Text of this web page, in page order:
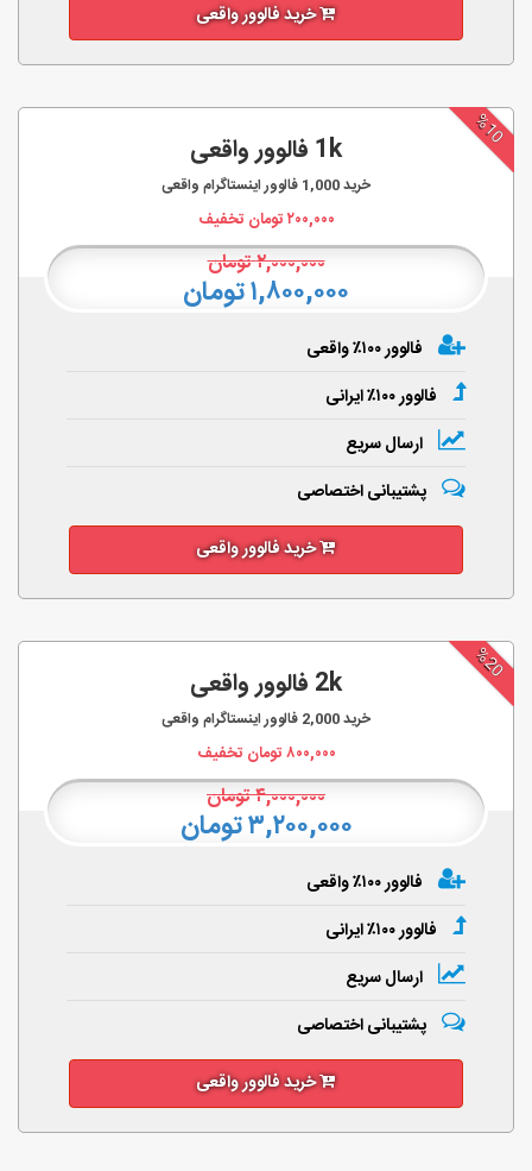
خرید فالوور واقعی
%10
1k فالوور واقعی
خرید1,000 فالوور اینستاگرام واقعی
۲۰۰,۰۰۰تومان تخفیف
۲,۰۰۰,۰۰۰تومان
۱,۸۰۰,۰۰۰ تومان
فالوور ۱۰۰٪ واقعی
فالوور ۱۰۰٪ ایرانی
ارسال سریع
پشتیبانی اختصاصی
خرید فالوور واقعی
%20
2k فالوور واقعی
خرید2,000 فالوور اینستاگرام واقعی
۸۰۰,۰۰۰تومان تخفیف
۴,۰۰۰,۰۰۰تومان
۳,۲۰۰,۰۰۰ تومان
فالوور ۱۰۰٪ واقعی
فالوور ۱۰۰٪ ایرانی
ارسال سریع
پشتیبانی اختصاصی
خرید فالوور واقعی